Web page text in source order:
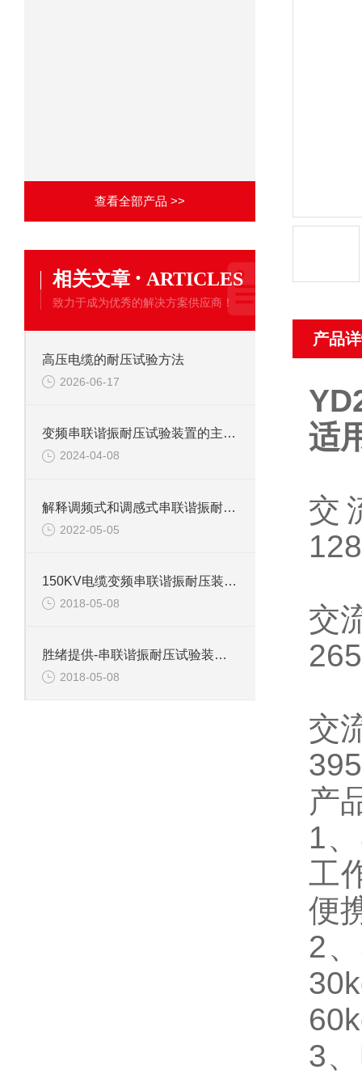
查看全部产品 >>
相关文章 · ARTICLES
致力于成为优秀的解决方案供应商！
高压电缆的耐压试验方法
2026-06-17
变频串联谐振耐压试验装置的主要应用
2024-04-08
解释调频式和调感式串联谐振耐压试验装置有什么区别？
2022-05-05
150KV电缆变频串联谐振耐压装置介绍
2018-05-08
胜绪提供-串联谐振耐压试验装置主要功能
2018-05-08
产品
适
交
交
交
产
1
工
便
2
3